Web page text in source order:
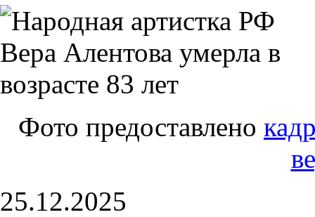
Фото предоставлено
25.12.2025